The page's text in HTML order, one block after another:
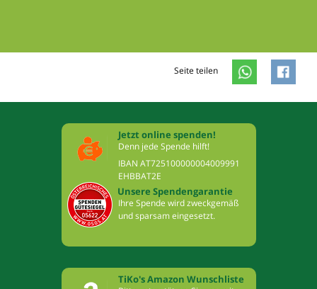
Seite teilen
Jetzt online spenden!
Denn jede Spende hilft!
IBAN AT725100000004009991
EHBBAT2E
Unsere Spendengarantie
Ihre Spende wird zweckgemäß
und sparsam eingesetzt.
TiKo's Amazon Wunschliste